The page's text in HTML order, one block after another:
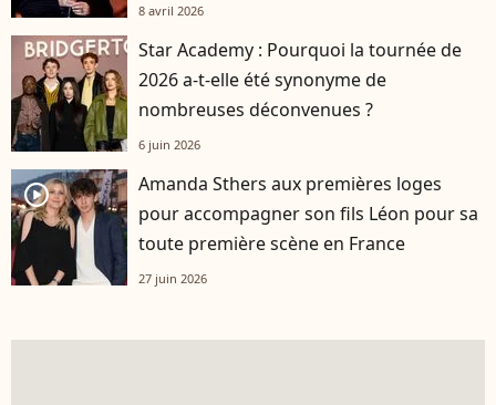
8 avril 2026
Star Academy : Pourquoi la tournée de
2026 a-t-elle été synonyme de
nombreuses déconvenues ?
6 juin 2026
player2
Amanda Sthers aux premières loges
pour accompagner son fils Léon pour sa
toute première scène en France
27 juin 2026